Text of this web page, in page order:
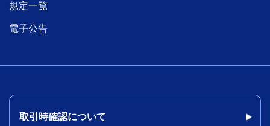
規定一覧
電子公告
取引時確認について